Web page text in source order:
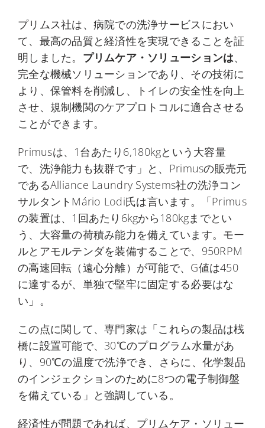
プリムス社は、病院での洗浄サービスにおい
て、最高の品質と経済性を実現できることを証
明しました。 プリムケア・ソリューションは、
完全な機械ソリューションであり、その技術に
より、保管料を削減し、トイレの安全性を向上
させ、規制機関のケアプロトコルに適合させる
ことができます。
Primusは、1台あたり6,180kgという大容量
で、洗浄能力も抜群です」と、Primusの販売元
であるAlliance Laundry Systems社の洗浄コン
サルタントMário Lodi氏は言います。「Primus
の装置は、1回あたり6kgから180kgまでとい
う、大容量の荷積み能力を備えています。モー
ルとアモルテンダを装備することで、950RPM
の高速回転（遠心分離）が可能で、G値は450
に達するが、単独で堅牢に固定する必要はな
い」。
この点に関して、専門家は「これらの製品は桟
橋に設置可能で、30℃のプログラム水量があ
り、90℃の温度で洗浄でき、さらに、化学製品
のインジェクションのために8つの電子制御盤
を備えている」と強調している。
経済性が問題であれば、プリムケア・ソリュー